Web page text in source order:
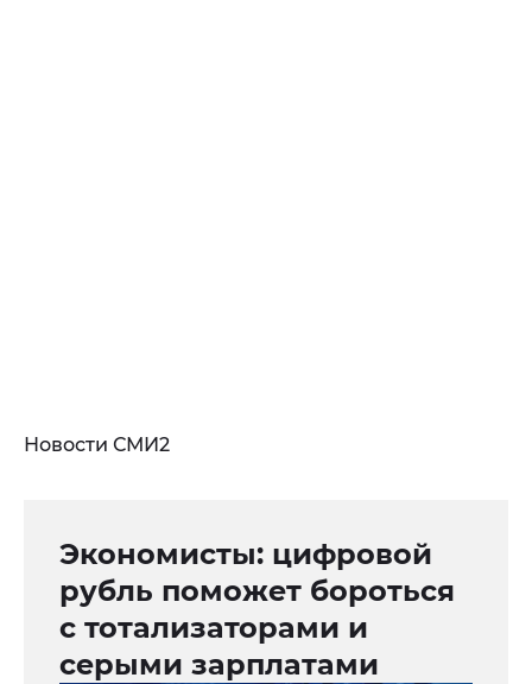
Новости СМИ2
Экономисты: цифровой
рубль поможет бороться
с тотализаторами и
серыми зарплатами